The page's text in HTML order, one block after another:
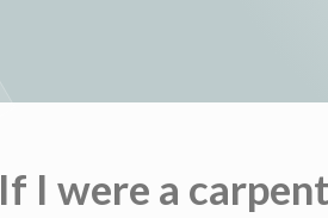
If I were a